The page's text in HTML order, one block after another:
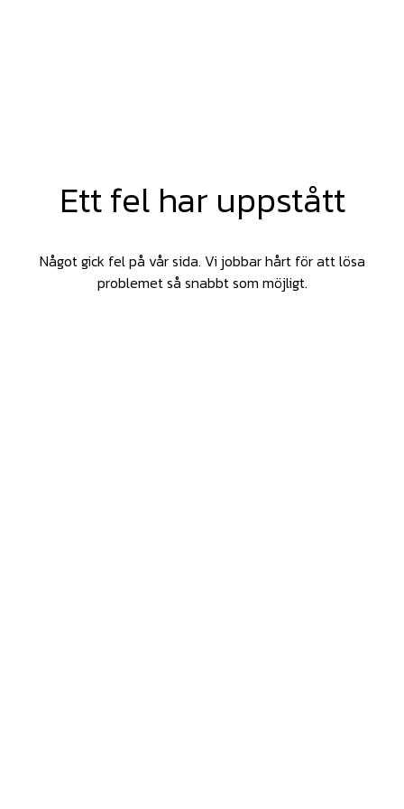
Ett fel har uppstått
Något gick fel på vår sida. Vi jobbar hårt för att lösa
problemet så snabbt som möjligt.